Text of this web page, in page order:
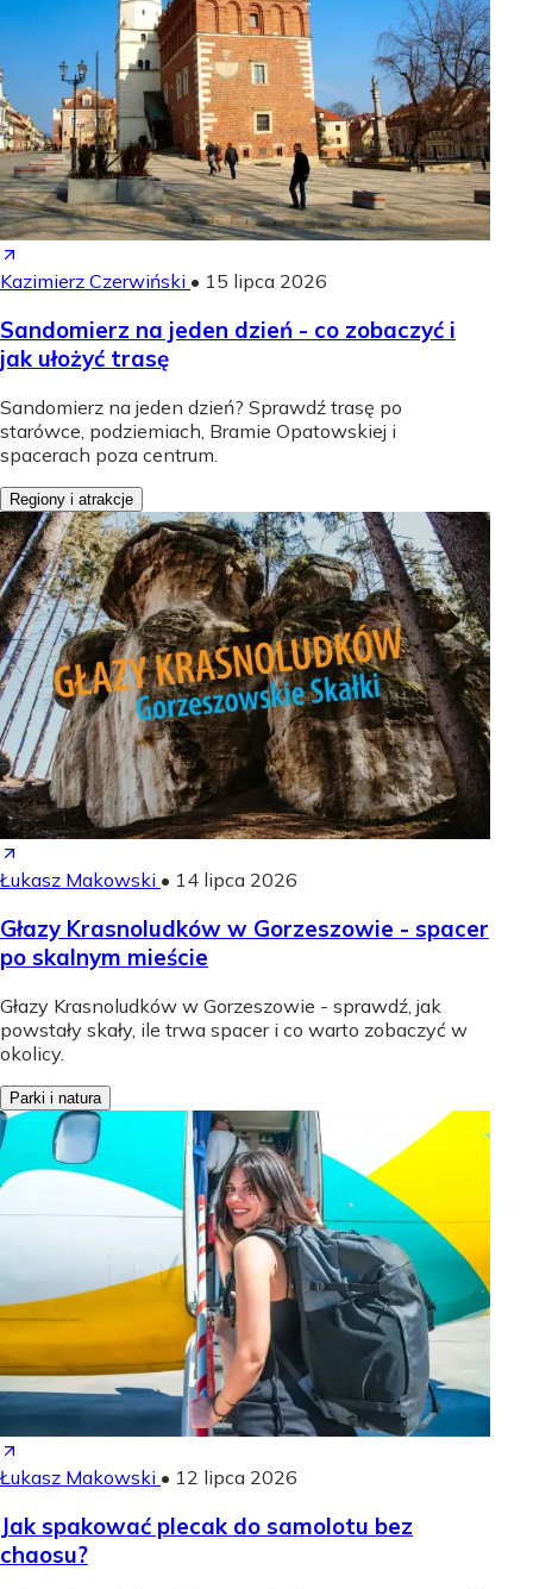
Kazimierz Czerwiński • 15 lipca 2026
Sandomierz na jeden dzień - co zobaczyć i
jak ułożyć trasę
Sandomierz na jeden dzień? Sprawdź trasę po
starówce, podziemiach, Bramie Opatowskiej i
spacerach poza centrum.
Regiony i atrakcje
Łukasz Makowski • 14 lipca 2026
Głazy Krasnoludków w Gorzeszowie - spacer
po skalnym mieście
Głazy Krasnoludków w Gorzeszowie - sprawdź, jak
powstały skały, ile trwa spacer i co warto zobaczyć w
okolicy.
Parki i natura
Łukasz Makowski • 12 lipca 2026
Jak spakować plecak do samolotu bez
chaosu?